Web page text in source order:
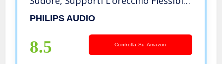
Vestibilità Sicura, Telecomando
TAA1105BK/00
PHILIPS AUDIO
8.5 Controlla Su Amazon